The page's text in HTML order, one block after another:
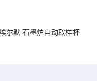
尔默 石墨炉自动取样杯